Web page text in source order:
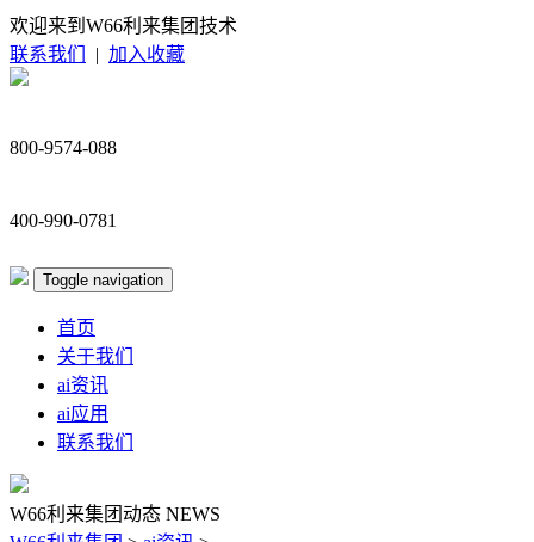
欢迎来到W66利来集团技术
联系我们
| 加入收藏
800-9574-088
400-990-0781
Toggle navigation
首页
关于我们
ai资讯
ai应用
联系我们
W66利来集团动态 NEWS